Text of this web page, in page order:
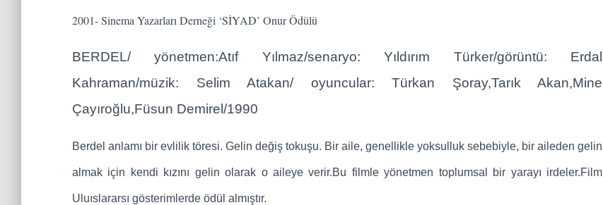
2001- Sinema Yazarları Derneği ‘SİYAD’ Onur Ödülü
BERDEL/ yönetmen:Atıf Yılmaz/senaryo: Yıldırım Türker/görüntü: Erdal
Kahraman/müzik: Selim Atakan/ oyuncular: Türkan Şoray,Tarık Akan,Mine
Çayıroğlu,Füsun Demirel/1990
Berdel anlamı bir evlilik töresi. Gelin değiş tokuşu. Bir aile, genellikle yoksulluk sebebiyle, bir aileden gelin
almak için kendi kızını gelin olarak o aileye verir.Bu filmle yönetmen toplumsal bir yarayı irdeler.Film
Uluıslararsı gösterimlerde ödül almıştır.